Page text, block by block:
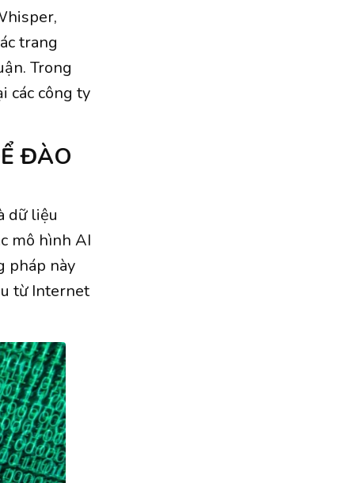
trang
Trong
các công ty
ĐÀO
dữ liệu
mô hình AI
pháp này
từ Internet